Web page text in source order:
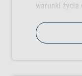
warunki życia